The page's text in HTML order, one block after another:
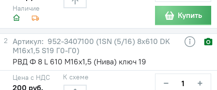
Наличие
Купить
2
952-3407100 (1SN (5/16) 8х610 DK
М16х1,5 S19 Г0-Г0)
РВД Ф 8 L 610 М16х1,5 (Нива) ключ 19
Цена с НДС
200 руб.
К схеме − +